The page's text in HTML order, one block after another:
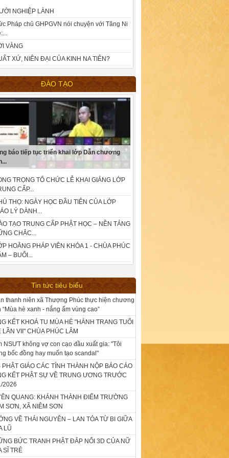
NGHIỆP LÀNH
Pháp chủ GHPGVN nói chuyện với Tăng Ni
VÀNG
XỨ, NIÊN ĐẠI CỦA KINH NA TIÊN?
ĐÀO TẠO
báo tiếp tục triển khai lớp Dẫn chương
TRỌNG TỔ CHỨC LỄ KHAI GIẢNG LỚP
CẤP...
THỌ: NGÀY HỌC ĐẦU TIÊN CỦA LỚP
LÝ DÀNH...
TẠO TRUNG CẤP PHẬT HỌC – NỀN TẢNG
CHẮC...
HOẰNG PHÁP VIÊN KHÓA 1 - CHÙA PHÚC
– BUỔI...
Tin tức tiêu biểu
thanh niên xã Thượng Phúc thực hiện chương
“Mùa hè xanh - nắng ấm vùng cao”
KẾT KHOÁ TU MÙA HÈ "HÀNH TRANG TUỔI
LẦN VII" CHÙA PHÚC LÂM
NSƯT không vợ con cạo đầu xuất gia: "Tôi
bốc đồng hay muốn tạo scandal"
PHẬT GIÁO CÁC TỈNH THÀNH NỘP BÁO CÁO
KẾT PHẬT SỰ VỀ TRUNG ƯƠNG TRƯỚC
2026
QUANG: KHÁNH THÀNH ĐIỂM TRƯỜNG
SƠN, XÃ NIÊM SƠN
VỀ THÁI NGUYÊN – LAN TỎA TỪ BI GIỮA
LŨ
BỨC TRANH PHẬT ĐẮP NỔI 3D CỦA NỮ
SĨ TRẺ